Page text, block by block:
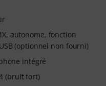
autonome, fonction
(optionnel non fourni)
intégré
(bruit fort)